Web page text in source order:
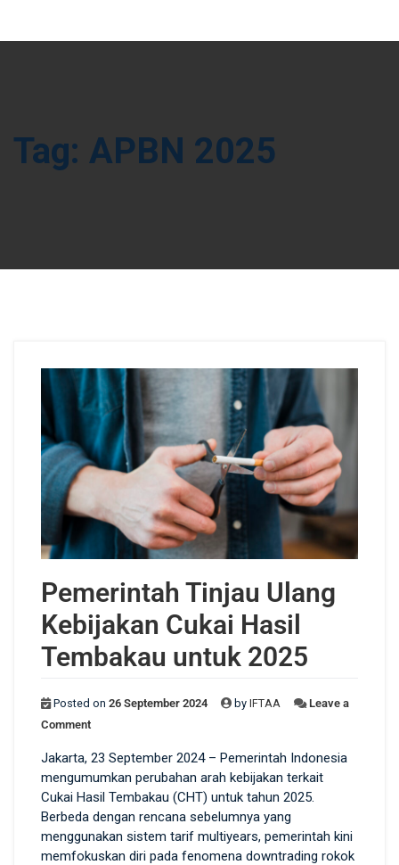
Tag: APBN 2025
Pemerintah Tinjau Ulang
Kebijakan Cukai Hasil
Tembakau untuk 2025
Posted on 26 September 2024 by IFTAA
Leave a
Comment
Jakarta, 23 September 2024 – Pemerintah Indonesia
mengumumkan perubahan arah kebijakan terkait
Cukai Hasil Tembakau (CHT) untuk tahun 2025.
Berbeda dengan rencana sebelumnya yang
menggunakan sistem tarif multiyears, pemerintah kini
memfokuskan diri pada fenomena downtrading rokok